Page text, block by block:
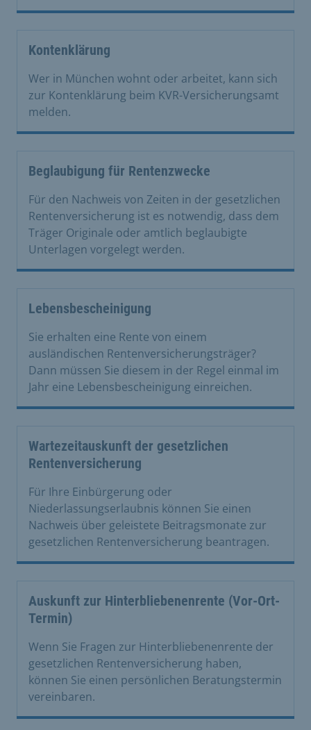
Kontenklärung
Wer in München wohnt oder arbeitet, kann sich
zur Kontenklärung beim KVR-Versicherungsamt
melden.
Beglaubigung für Rentenzwecke
Für den Nachweis von Zeiten in der gesetzlichen
Rentenversicherung ist es notwendig, dass dem
Träger Originale oder amtlich beglaubigte
Unterlagen vorgelegt werden.
Lebensbescheinigung
Sie erhalten eine Rente von einem
ausländischen Rentenversicherungsträger?
Dann müssen Sie diesem in der Regel einmal im
Jahr eine Lebensbescheinigung einreichen.
Wartezeitauskunft der gesetzlichen
Rentenversicherung
Für Ihre Einbürgerung oder
Niederlassungserlaubnis können Sie einen
Nachweis über geleistete Beitragsmonate zur
gesetzlichen Rentenversicherung beantragen.
Auskunft zur Hinterbliebenenrente (Vor-Ort-
Termin)
Wenn Sie Fragen zur Hinterbliebenenrente der
gesetzlichen Rentenversicherung haben,
können Sie einen persönlichen Beratungstermin
vereinbaren.